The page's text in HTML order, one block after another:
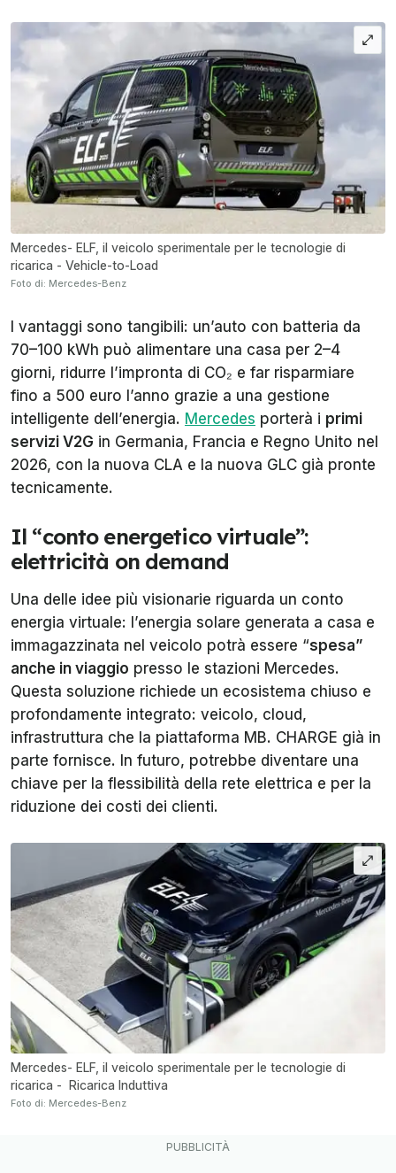
Mercedes- ELF, il veicolo sperimentale per le tecnologie di
ricarica - Vehicle-to-Load
Foto di: Mercedes-Benz
I vantaggi sono tangibili: un’auto con batteria da
70–100 kWh può alimentare una casa per 2–4
giorni, ridurre l’impronta di CO₂ e far risparmiare
fino a 500 euro l’anno grazie a una gestione
intelligente dell’energia. Mercedes porterà i primi
servizi V2G in Germania, Francia e Regno Unito nel
2026, con la nuova CLA e la nuova GLC già pronte
tecnicamente.
Il “conto energetico virtuale”:
elettricità on demand
Una delle idee più visionarie riguarda un conto
energia virtuale: l’energia solare generata a casa e
immagazzinata nel veicolo potrà essere “spesa”
anche in viaggio presso le stazioni Mercedes.
Questa soluzione richiede un ecosistema chiuso e
profondamente integrato: veicolo, cloud,
infrastruttura che la piattaforma MB. CHARGE già in
parte fornisce. In futuro, potrebbe diventare una
chiave per la flessibilità della rete elettrica e per la
riduzione dei costi dei clienti.
Mercedes- ELF, il veicolo sperimentale per le tecnologie di
ricarica - Ricarica Induttiva
Foto di: Mercedes-Benz